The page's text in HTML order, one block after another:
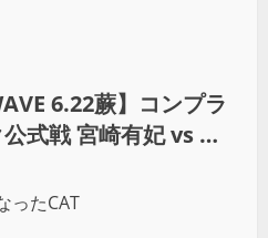
6.22蕨】コンプラ
式戦 宮崎有妃 vs 門
ったCAT